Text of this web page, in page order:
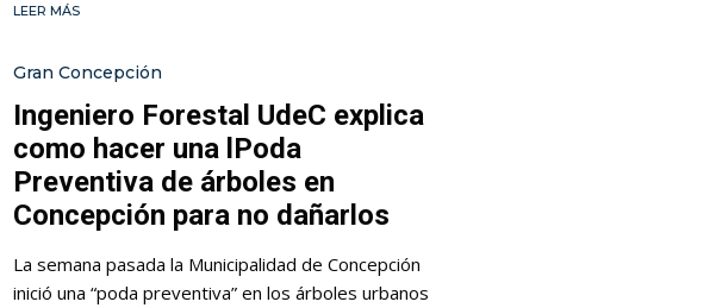
LEER MÁS
Gran Concepción
Ingeniero Forestal UdeC explica
como hacer una lPoda
Preventiva de árboles en
Concepción para no dañarlos
La semana pasada la Municipalidad de Concepción
inició una “poda preventiva” en los árboles urbanos